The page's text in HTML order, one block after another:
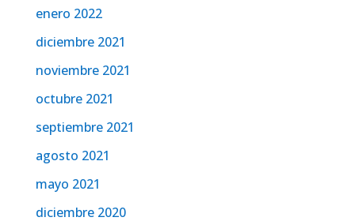
enero 2022
diciembre 2021
noviembre 2021
octubre 2021
septiembre 2021
agosto 2021
mayo 2021
diciembre 2020